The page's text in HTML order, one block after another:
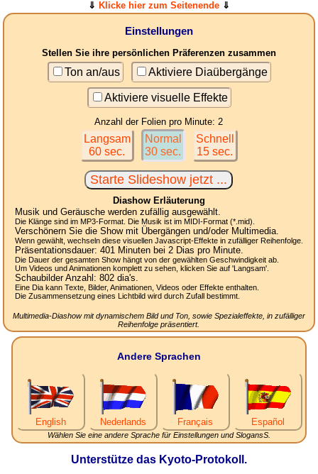
⇓ Klicke hier zum Seitenende ⇓
Einstellungen
Stellen Sie ihre persönlichen Präferenzen zusammen
Ton an/aus Aktiviere Diaübergänge
Aktiviere visuelle Effekte
Anzahl der Folien pro Minute: 2
Langsam
60 sec.
Normal
30 sec.
Schnell
15 sec.
Diashow Erläuterung
Musik und Geräusche werden zufällig ausgewählt.
Die Klänge sind im MP3-Format. Die Musik ist im MIDI-Format (*.mid).
Verschönern Sie die Show mit Übergängen und/oder Multimedia.
Wenn gewählt, wechseln diese visuellen Javascript-Effekte in zufälliger Reihenfolge.
Präsentationsdauer: 401 Minuten bei 2 Dias pro Minute.
Die Dauer der gesamten Show hängt von der gewählten Geschwindigkeit ab.
Um Videos und Animationen komplett zu sehen, klicken Sie auf 'Langsam'.
Schaubilder Anzahl: 802dia's.
Eine Dia kann Texte, Bilder, Animationen, Videos oder Effekte enthalten.
Die Zusammensetzung eines Lichtbild wird durch Zufall bestimmt.
Multimedia-Diashow mit dynamischem Bild und Ton, sowie Spezialeffekte, in zufälliger
Reihenfolge präsentiert.
Andere Sprachen
English Nederlands Français Español
Wählen Sie eine andere Sprache für Einstellungen und SlogansS.
Unterstütze das Kyoto-Protokoll.